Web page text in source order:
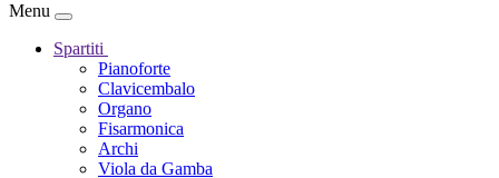
Menu
Spartiti
Pianoforte
Clavicembalo
Organo
Fisarmonica
Archi
Viola da Gamba